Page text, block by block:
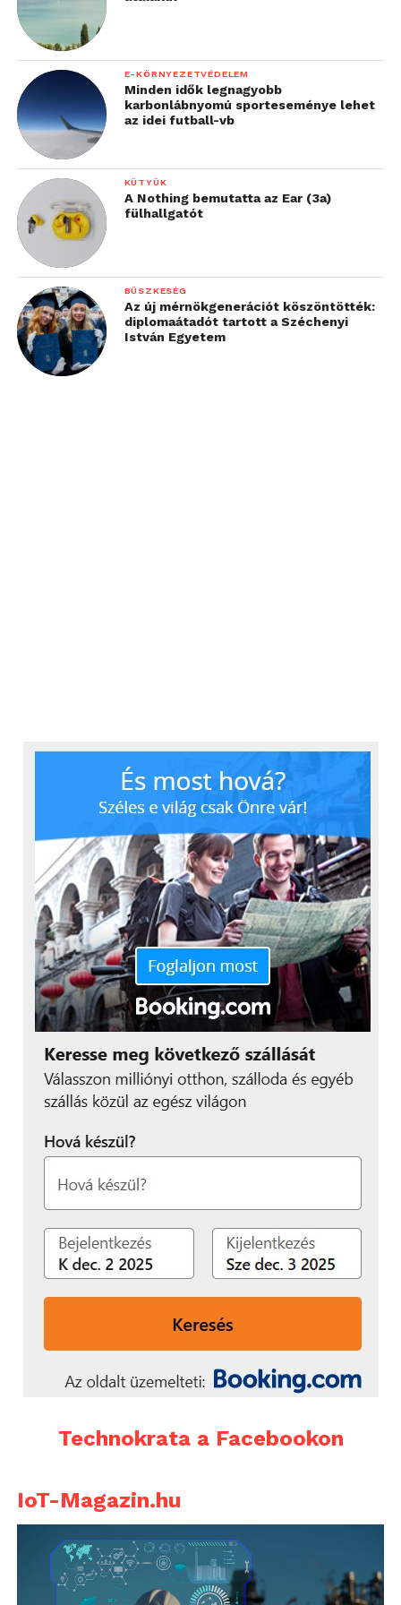
felhasználóknak”
– mondta Alex Huang.
„Azáltal, hogy inspiráljuk
felhasználóinkat, olyan
technológiai
megoldásokat kínálunk,
amelyek valódi értéket
adnak a mindennapi
élethez, és közelebb
hozzák az embereket
egymáshoz.”
E-KÖRNYEZETVÉDELEM
Minden idők legnagyobb
karbonlábnyomú sporteseménye lehet
az idei futball-vb
KÜTYÜK
A Nothing bemutatta az Ear (3a)
fülhallgatót
BÜSZKESÉG
Az új mérnökgenerációt köszöntötték:
diplomaátadót tartott a Széchenyi
István Egyetem
Technokrata a Facebookon
IoT-Magazin.hu